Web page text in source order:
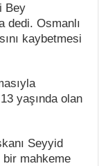
Bey
dedi. Osmanlı
kaybetmesi
yaşında olan
Seyyid
bir mahkeme